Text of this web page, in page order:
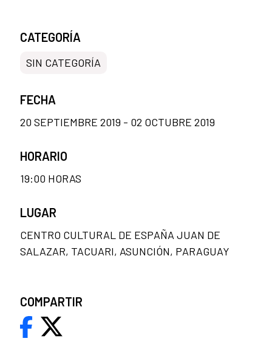
CATEGORÍA
SIN CATEGORÍA
FECHA
20 SEPTIEMBRE 2019 - 02 OCTUBRE 2019
HORARIO
19:00 HORAS
LUGAR
CENTRO CULTURAL DE ESPAÑA JUAN DE
SALAZAR, TACUARI, ASUNCIÓN, PARAGUAY
COMPARTIR